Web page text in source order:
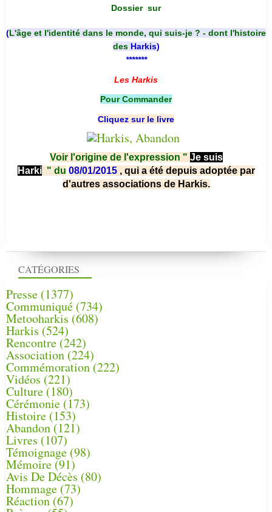
CATÉGORIES
Presse (1377)
Communiqué (734)
Metooharkis (608)
Harkis (524)
Rencontre (242)
Association (224)
Commémoration(222)
Vidéos (221)
Culture(180)
Cérémonie (173)
Histoire (153)
Abandon(121)
Livres (107)
Témoignage (98)
Mémoire (91)
Avis De Décès (80)
Hommage (73)
Réaction(67)
Dossier sur
(L'âge et l'identité dans le monde, qui suis-je ? - dont l'histoire
des Harkis)
*******
Les Harkis
Pour Commander
Cliquez sur le livre
Voir l'origine de l'expression " Je suis
Harki " du 08/01/2015 , qui a été depuis adoptée par
d'autres associations de Harkis.